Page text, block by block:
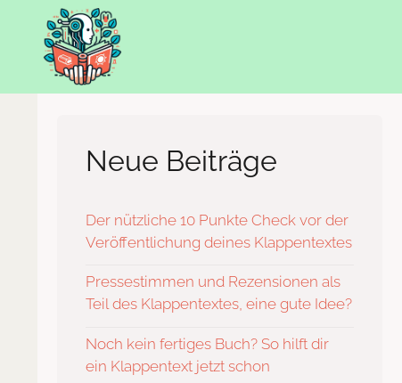
Inhalt
springen
Neue Beiträge
Der nützliche 10 Punkte Check vor der
Veröffentlichung deines Klappentextes
Pressestimmen und Rezensionen als
Teil des Klappentextes, eine gute Idee?
Noch kein fertiges Buch? So hilft dir
ein Klappentext jetzt schon